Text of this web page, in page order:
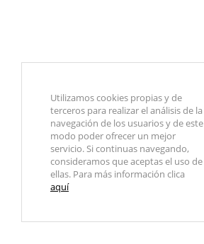
Utilizamos cookies propias y de
terceros para realizar el análisis de la
navegación de los usuarios y de este
modo poder ofrecer un mejor
servicio. Si continuas navegando,
consideramos que aceptas el uso de
ellas. Para más información clica
aquí